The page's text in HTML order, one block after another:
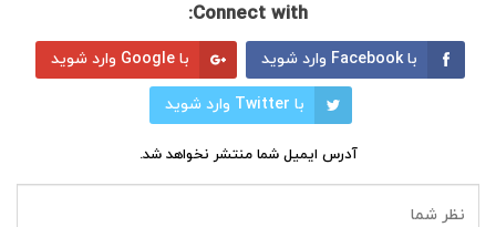
Connect with:
با Facebook وارد شوید با Google وارد شوید
با Twitter وارد شوید
آدرس ایمیل شما منتشر نخواهد شد.